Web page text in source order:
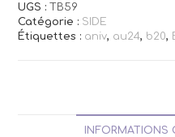
UGS :TB59
Catégorie : SIDE
Étiquettes : aniv, au24, b20,
INFORMATIONS